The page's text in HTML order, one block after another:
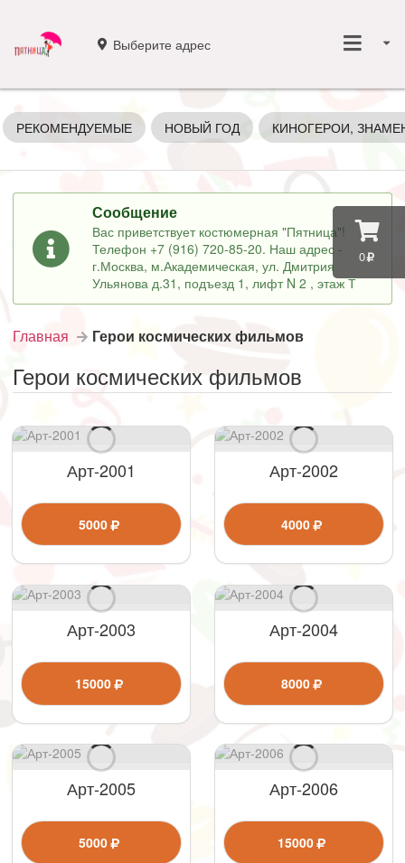
0
Выберите адрес
РЕКОМЕНДУЕМЫЕ НОВЫЙ ГОД КИНОГЕРОИ,
Сообщение
Вас приветствует костюмерная "Пятница"!
Телефон +7 (916) 720-85-20. Наш адрес -
г.Москва, м.Академическая, ул. Дмитрия
Ульянова д.31, подъезд 1, лифт N 2 , этаж Т
Главная Герои космических фильмов
Герои космических фильмов
Арт-2001
5000
Арт-2002
4000
Арт-2003
15000
Арт-2004
8000
Арт-2005
5000
Арт-2006
15000